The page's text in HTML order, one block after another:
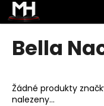
Přejít
na
obsah
Bella
Žádné produkty
nalezeny...
o
o
p